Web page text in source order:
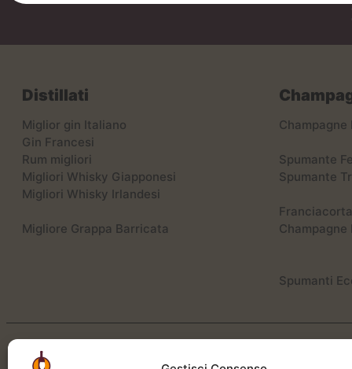
Distillati
Miglior gin Italiano
Gin Francesi
Rum migliori
Migliori Whisky Giapponesi
Migliori Whisky Irlandesi
Migliore Grappa Barricata
Champagne
Spumante
Spumante
Champagne
Spumanti